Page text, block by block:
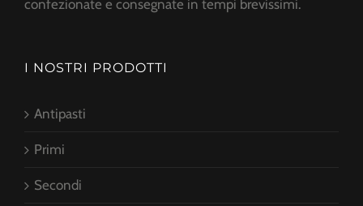
confezionate e consegnate in tempi brevissimi.
I NOSTRI PRODOTTI
Antipasti
Primi
Secondi